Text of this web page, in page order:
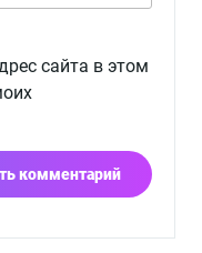
сайта в этом